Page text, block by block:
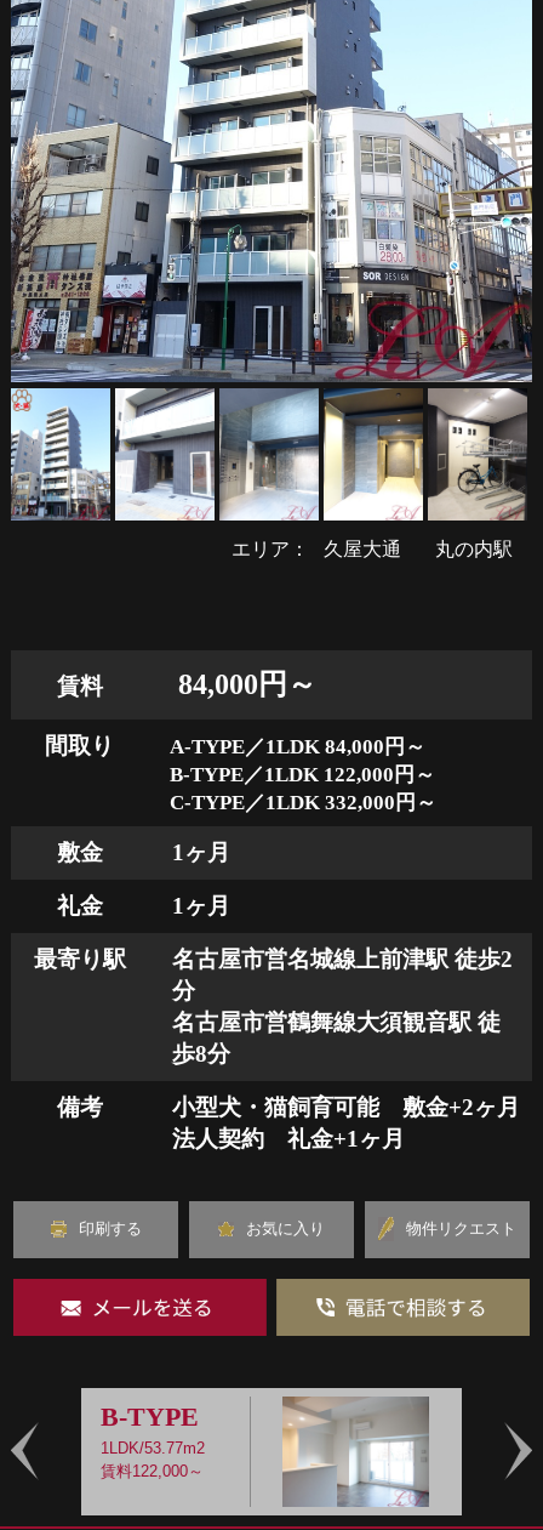
エリア： 久屋大通 丸の内駅
賃料 84,000円～
間取り
A-TYPE／1LDK 84,000円～
B-TYPE／1LDK 122,000円～
C-TYPE／1LDK 332,000円～
敷金 1ヶ月
礼金 1ヶ月
最寄り駅
名古屋市営名城線上前津駅 徒歩2
分
名古屋市営鶴舞線大須観音駅 徒
歩8分
備考
小型犬・猫飼育可能　敷金+2ヶ月
法人契約　礼金+1ヶ月
印刷する お気に入り 物件リクエスト
B-TYPE
1LDK/53.77m2
賃料122,000～